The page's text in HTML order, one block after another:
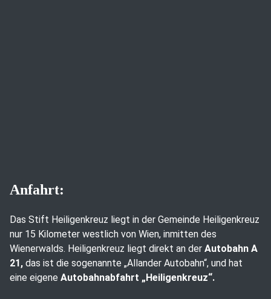
Anfahrt:
Das Stift Heiligenkreuz liegt in der Gemeinde Heiligenkreuz
nur 15 Kilometer westlich von Wien, inmitten des
Wienerwalds. Heiligenkreuz liegt direkt an der Autobahn A
21, das ist die sogenannte „Allander Autobahn“, und hat
eine eigene Autobahnabfahrt „Heiligenkreuz“.